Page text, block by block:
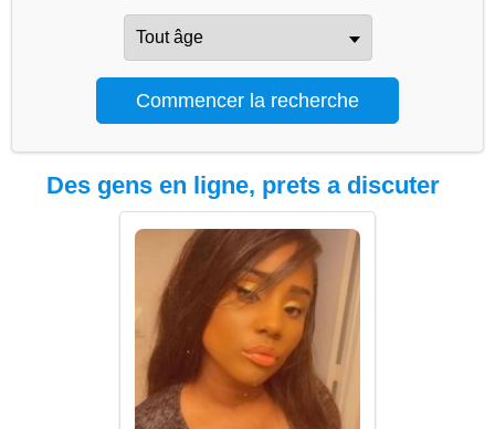
Des gens en ligne, prets a discuter